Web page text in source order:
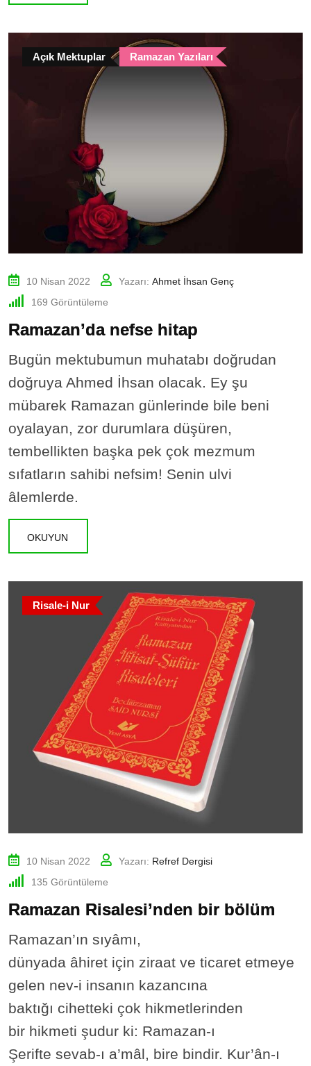
Açık Mektuplar Ramazan Yazıları
10 Nisan 2022 Yazarı: Ahmet İhsan Genç
169 Görüntüleme
Ramazan’da nefse hitap
Bugün mektubumun muhatabı doğrudan
doğruya Ahmed İhsan olacak. Ey şu
mübarek Ramazan günlerinde bile beni
oyalayan, zor durumlara düşüren,
tembellikten başka pek çok mezmum
sıfatların sahibi nefsim! Senin ulvi
âlemlerde.
OKUYUN
Risale-i Nur
10 Nisan 2022 Yazarı: Refref Dergisi
135 Görüntüleme
Ramazan Risalesi’nden bir bölüm
Ramazan’ın sıyâmı,
dünyada âhiret için ziraat ve ticaret etmeye
gelen nev-i insanın kazancına
baktığı cihetteki çok hikmetlerinden
bir hikmeti şudur ki: Ramazan-ı
Şerifte sevab-ı a’mâl, bire bindir. Kur’ân-ı